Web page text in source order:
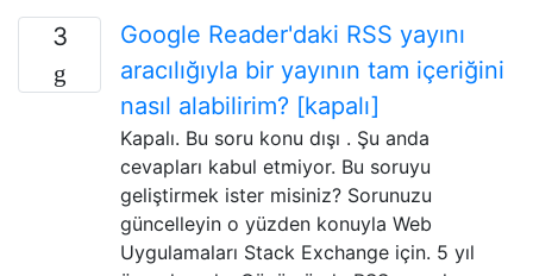
3
Google Reader'daki RSS yayını
aracılığıyla bir yayının tam içeriğini
nasıl alabilirim? [kapalı]
Kapalı. Bu soru konu dışı . Şu anda
cevapları kabul etmiyor. Bu soruyu
geliştirmek ister misiniz? Sorunuzu
güncelleyin o yüzden konuyla Web
Uygulamaları Stack Exchange için. 5 yıl